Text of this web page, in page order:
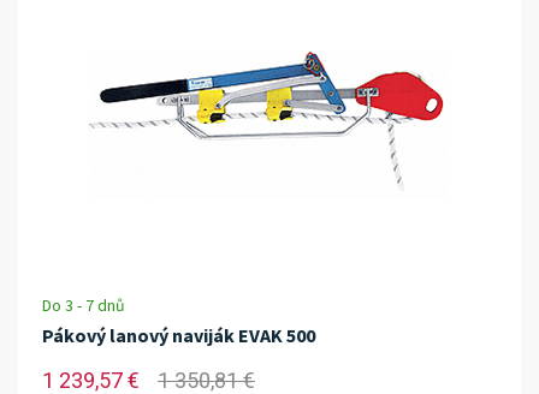
Do 3 - 7 dnů
Pákový lanový naviják EVAK 500
1 239,57 € 1 350,81 €